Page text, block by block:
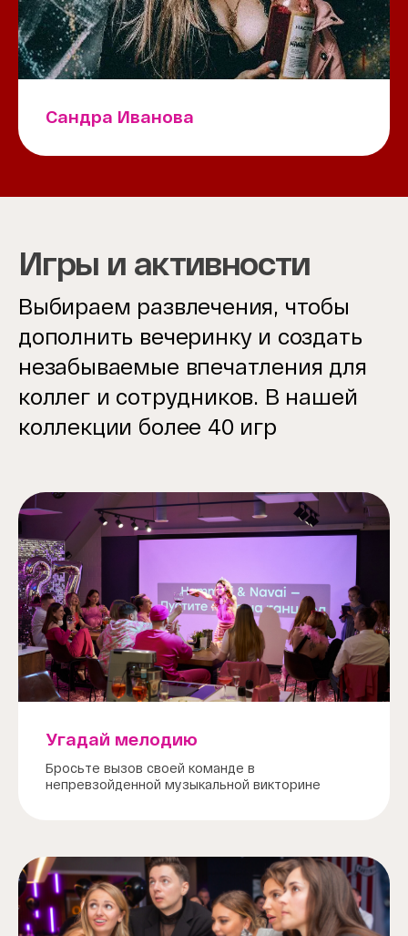
Сандра Иванова
Игры и активности
Выбираем развлечения, чтобы
дополнить вечеринку и создать
незабываемые впечатления для
коллег и сотрудников. В нашей
коллекции более 40 игр
Угадай мелодию
Бросьте вызов своей команде в
непревзойденной музыкальной викторине